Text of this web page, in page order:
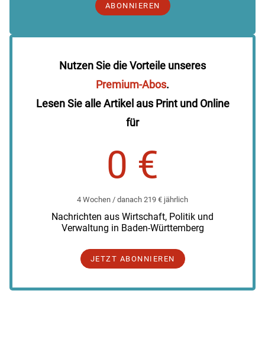
ABONNIEREN
Nutzen Sie die Vorteile unseres
Premium-Abos.
Lesen Sie alle Artikel aus Print und Online
für
0 €
4 Wochen / danach 219 € jährlich
Nachrichten aus Wirtschaft, Politik und
Verwaltung in Baden-Württemberg
JETZT ABONNIEREN